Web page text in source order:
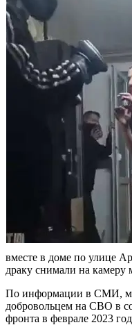
вместе в доме по улице
драку снимали на камеру
По информации в СМИ,
добровольцем на СВО в
фронта в феврале 2023